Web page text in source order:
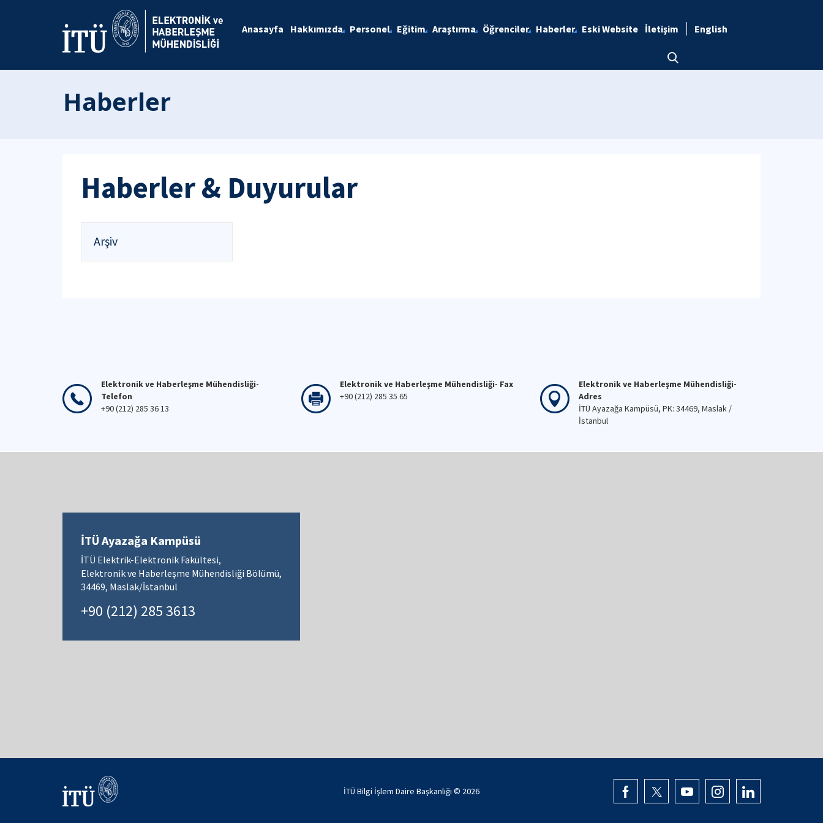
Anasayfa Hakkımızda Personel Eğitim Araştırma Öğrenciler Haberler Eski Website İletişim English
Haberler
Haberler & Duyurular
Arşiv
Elektronik ve Haberleşme Mühendisliği-
Telefon
+90 (212) 285 36 13
Elektronik ve Haberleşme Mühendisliği- Fax
+90 (212) 285 35 65
Elektronik ve Haberleşme Mühendisliği-
Adres
İTÜ Ayazağa Kampüsü, PK: 34469, Maslak /
İstanbul
İTÜ Ayazağa Kampüsü
İTÜ Elektrik-Elektronik Fakültesi,
Elektronik ve Haberleşme Mühendisliği Bölümü,
34469, Maslak/İstanbul
+90 (212) 285 3613
İTÜ Bilgi İşlem Daire Başkanlığı © 2026